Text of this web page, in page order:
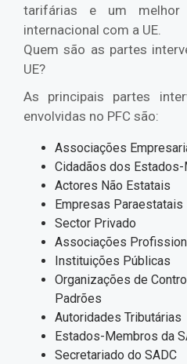
tarifárias e um melhor
internacional com a UE.
Quem são as partes
UE?
As principais partes
envolvidas no PFC são:
Associações
Cidadãos dos
Actores Não Estatais
Empresas Paraestatais
Sector Privado
Associações
Instituições Públicas
Organizações de
Padrões
Autoridades Tributárias
Estados-Membros da
Secretariado do SADC